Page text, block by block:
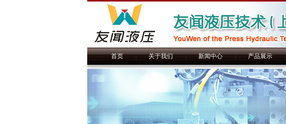
首页|关于我们|新闻中心|产品展示